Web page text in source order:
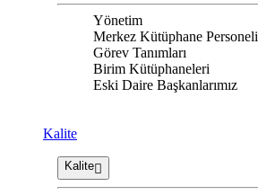
Yönetim
Merkez Kütüphane Personeli
Görev Tanımları
Birim Kütüphaneleri
Eski Daire Başkanlarımız
Kalite
Kalite